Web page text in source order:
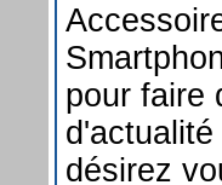
pour faire
désirez